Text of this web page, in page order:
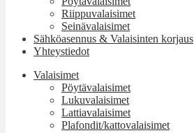
Riippuvalaisimet
Seinävalaisimet
Sähköasennus & Valaisinten korjaus
Yhteystiedot
Valaisimet
Pöytävalaisimet
Lukuvalaisimet
Lattiavalaisimet
Plafondit/kattovalaisimet